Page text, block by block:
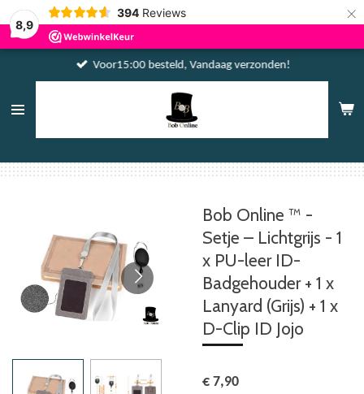
8,9
394 Reviews ×
Voor15:00 besteld, Vandaag verzonden!
Bob Online ™ -
Setje – Lichtgrijs - 1
x PU-leer ID-
Badgehouder + 1 x
Lanyard (Grijs) + 1 x
D-Clip ID Jojo
€ 7,90